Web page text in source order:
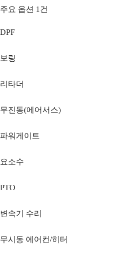
주요 옵션 1 건
DPF
보링
리타더
무진동(에어서스)
파워게이트
요소수
PTO
변속기 수리
무시동 에어컨/히터